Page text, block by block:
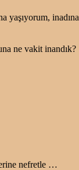
yaşıyorum, inadına
ne vakit inandık?
nefretle …